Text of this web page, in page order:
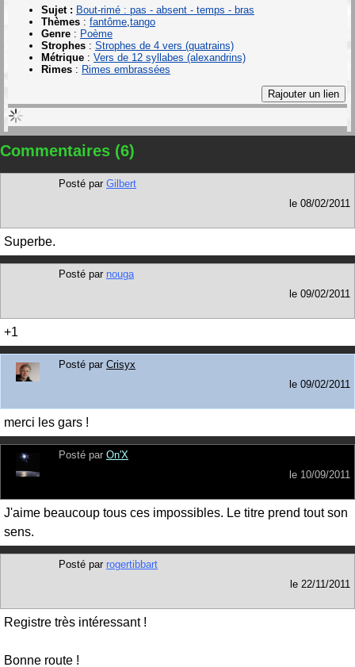
Sujet : Bout-rimé : pas - absent - temps - bras
Thèmes : fantôme tango
Genre : Poème
Strophes : Strophes de 4 vers (quatrains)
Métrique : Vers de 12 syllabes (alexandrins)
Rimes : Rimes embrassées
Commentaires (6)
Posté par Gilbert
le 08/02/2011
Superbe.
Posté par nouga
le 09/02/2011
+1
Posté par Crisyx
le 09/02/2011
merci les gars !
Posté par On'X
le 10/09/2011
J'aime beaucoup tous ces impossibles. Le titre prend tout son
sens.
Posté par rogertibbart
le 22/11/2011
Registre très intéressant !
Bonne route !